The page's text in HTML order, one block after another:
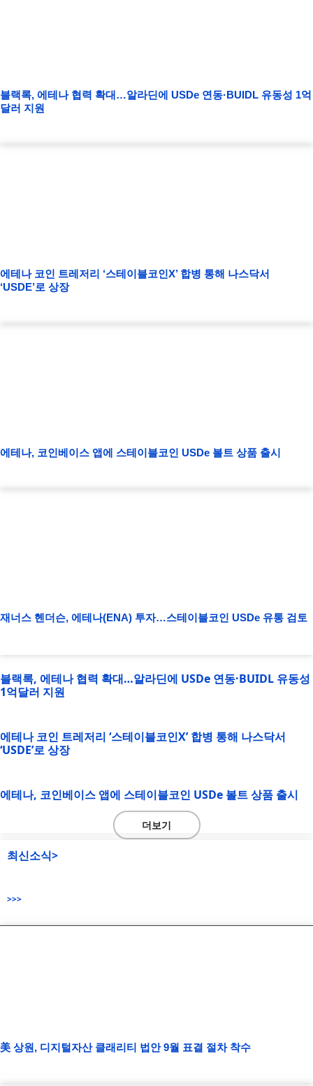
블랙록, 에테나 협력 확대…알라딘에 USDe 연동·BUIDL 유동성 1억
달러 지원
에테나 코인 트레저리 ‘스테이블코인X’ 합병 통해 나스닥서
‘USDE’로 상장
에테나, 코인베이스 앱에 스테이블코인 USDe 볼트 상품 출시
재너스 헨더슨, 에테나(ENA) 투자…스테이블코인 USDe 유통 검토
블랙록, 에테나 협력 확대…알라딘에 USDe 연동·BUIDL 유동성
1억달러 지원
에테나 코인 트레저리 ‘스테이블코인X’ 합병 통해 나스닥서
‘USDE’로 상장
에테나, 코인베이스 앱에 스테이블코인 USDe 볼트 상품 출시
더보기
최신소식>
>>>
美 상원, 디지털자산 클래리티 법안 9월 표결 절차 착수